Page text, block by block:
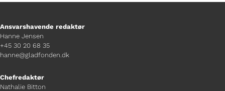
Ansvarshavende redaktør
Hanne Jensen
+45 30 20 68 35
hanne@gladfonden.dk
Chefredaktør
Nathalie Bitton